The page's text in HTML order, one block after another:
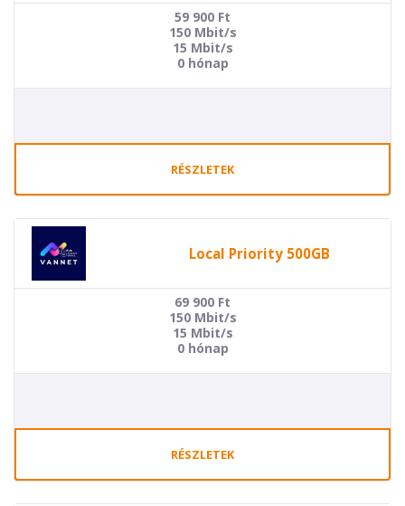
59 900 Ft
150 Mbit/s
15 Mbit/s
0 hónap
RÉSZLETEK
Local Priority 500GB
69 900 Ft
150 Mbit/s
15 Mbit/s
0 hónap
RÉSZLETEK